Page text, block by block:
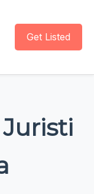
Get Listed